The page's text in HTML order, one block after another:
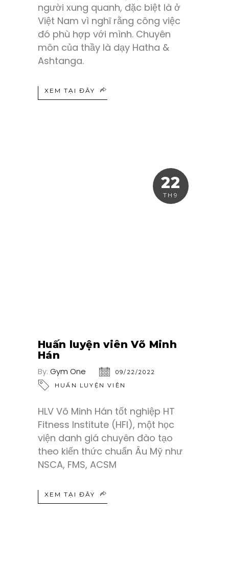
người xung quanh, đặc biệt là ở
Việt Nam vì nghĩ rằng công việc
đó phù hợp với mình. Chuyên
môn của thầy là dạy Hatha &
Ashtanga.
XEM TẠI ĐÂY
22
TH9
Huấn luyện viên Võ Minh
Hán
By: Gym One
09/22/2022
HUẤN LUYỆN VIÊN
HLV Võ Minh Hán tốt nghiệp HT
Fitness Institute (HFI), một học
viện danh giá chuyên đào tạo
theo kiến thức chuẩn Âu Mỹ như
NSCA, FMS, ACSM
XEM TẠI ĐÂY